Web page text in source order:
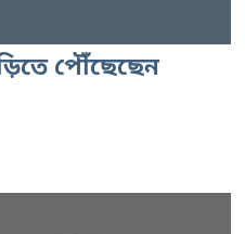
পৌঁছেছেন